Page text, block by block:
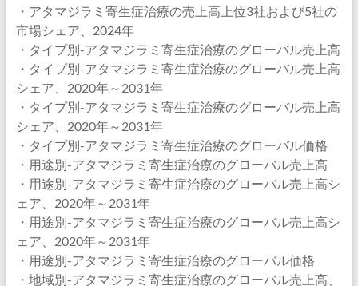
・アタマジラミ寄生症治療の売上高上位3社および5社の
市場シェア、2024年
・タイプ別-アタマジラミ寄生症治療のグローバル売上高
・タイプ別-アタマジラミ寄生症治療のグローバル売上高
シェア、2020年～2031年
・タイプ別-アタマジラミ寄生症治療のグローバル売上高
シェア、2020年～2031年
・タイプ別-アタマジラミ寄生症治療のグローバル価格
・用途別-アタマジラミ寄生症治療のグローバル売上高
・用途別-アタマジラミ寄生症治療のグローバル売上高シ
ェア、2020年～2031年
・用途別-アタマジラミ寄生症治療のグローバル売上高シ
ェア、2020年～2031年
・用途別-アタマジラミ寄生症治療のグローバル価格
・地域別-アタマジラミ寄生症治療のグローバル売上高、